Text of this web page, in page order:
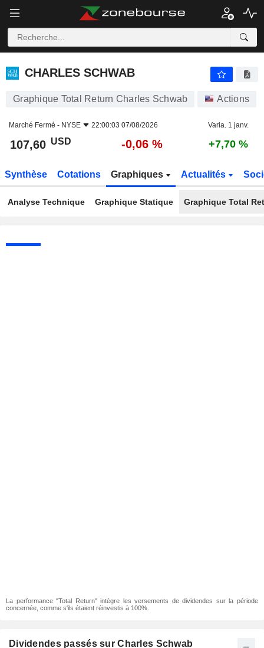
CHARLES SCHWAB
CHARLES SCHWAB
Graphique Total Return Charles Schwab Actions
Marché Fermé - NYSE 22:00:03 07/08/2026 Varia. 1 janv.
107,60 USD -0,06 % +7,70 %
Synthèse Cotations Graphiques Actualités
Analyse Technique Graphique Statique Graphique Total
La performance "Total Return" intègre les versements de dividendes sur la période
concernée, comme s'ils étaient réinvestis à 100%.
Dividendes passés sur Charles Schwab